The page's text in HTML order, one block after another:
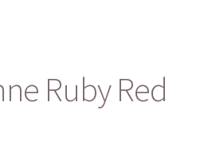
Ruby Red